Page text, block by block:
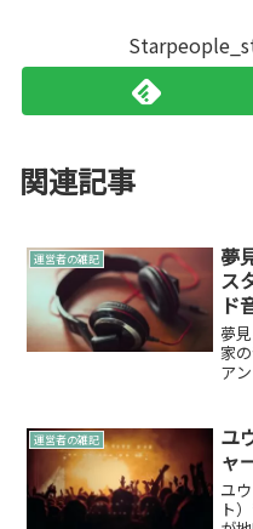
関連記事
運営者の雑記
夢
ス
ド
夢
家
ア
み
た
運営者の雑記
ユ
ャ
ユ
ト